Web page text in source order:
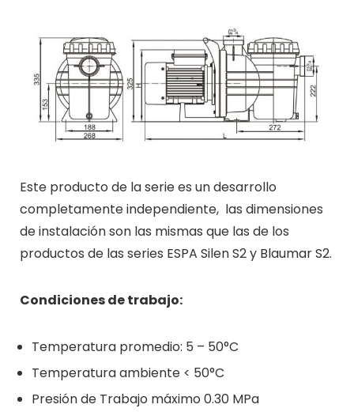
Este producto de la serie es un desarrollo
completamente independiente, las dimensiones
de instalación son las mismas que las de los
productos de las series ESPA Silen S2 y Blaumar S2.
Condiciones de trabajo:
Temperatura promedio: 5 – 50°C
Temperatura ambiente < 50°C
Presión de Trabajo máximo 0.30 MPa